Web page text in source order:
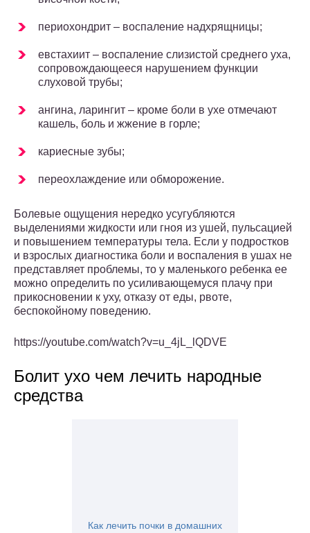
периохондрит – воспаление надхрящницы;
евстахиит – воспаление слизистой среднего уха,
сопровождающееся нарушением функции
слуховой трубы;
ангина, ларингит – кроме боли в ухе отмечают
кашель, боль и жжение в горле;
кариесные зубы;
переохлаждение или обморожение.
Болевые ощущения нередко усугубляются
выделениями жидкости или гноя из ушей, пульсацией
и повышением температуры тела. Если у подростков
и взрослых диагностика боли и воспаления в ушах не
представляет проблемы, то у маленького ребенка ее
можно определить по усиливающемуся плачу при
прикосновении к уху, отказу от еды, рвоте,
беспокойному поведению.
https://youtube.com/watch?v=u_4jL_lQDVE
Болит ухо чем лечить народные
средства
Как лечить почки в домашних